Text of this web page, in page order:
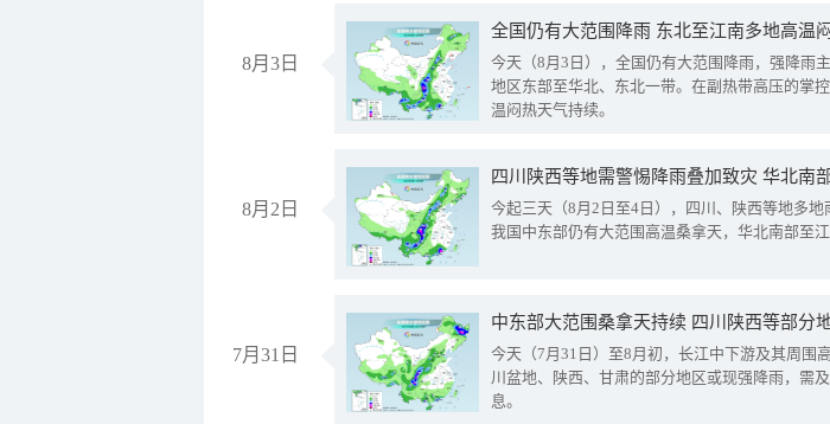
8月3日
全国仍有大范围降雨 东北至江南多地高温
今天（8月3日），全国仍有大范围降雨，强降雨
地区东部至华北、东北一带。在副热带高压的掌
温闷热天气持续。
8月2日
今起三天（8月2日至4日），四川、陕西等地多地
我国中东部仍有大范围高温桑拿天，华北南部至江
7月31日
中东部大范围桑拿天持续 四川陕西等部分
今天（7月31日）至8月初，长江中下游及其周围
川盆地、陕西、甘肃的部分地区或现强降雨，需
息。